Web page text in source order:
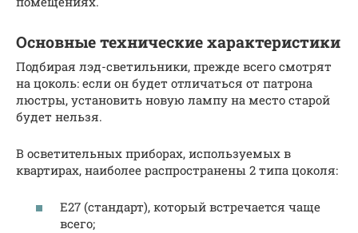
Основные технические характеристики
Подбирая лэд-светильники, прежде всего смотрят
на цоколь: если он будет отличаться от патрона
люстры, установить новую лампу на место старой
будет нельзя.
В осветительных приборах, используемых в
квартирах, наиболее распространены 2 типа цоколя:
Е27 (стандарт), который встречается чаще
всего;